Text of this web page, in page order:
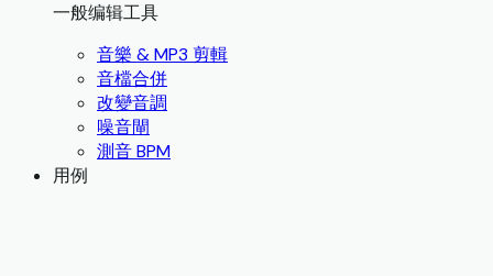
一般编辑工具
音樂 & MP3 剪輯
音檔合併
改變音調
噪音閘
測音 BPM
用例